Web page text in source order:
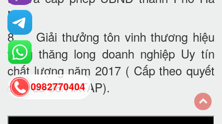
Nội
8. Giải thưởng tôn vinh thương hiệu
vàng thăng long doanh nghiệp Uy tín
chất lượng năm 2017 ( Cấp theo quyết
định số 98/HATAP).
0982770404
back